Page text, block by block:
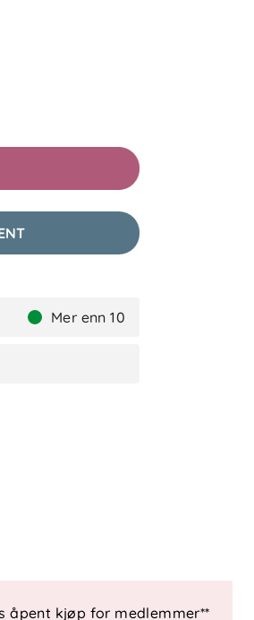
Mer enn 10
åpent kjøp for medlemmer**